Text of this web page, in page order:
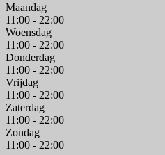
Maandag
11:00 - 22:00
Woensdag
11:00 - 22:00
Donderdag
11:00 - 22:00
Vrijdag
11:00 - 22:00
Zaterdag
11:00 - 22:00
Zondag
11:00 - 22:00